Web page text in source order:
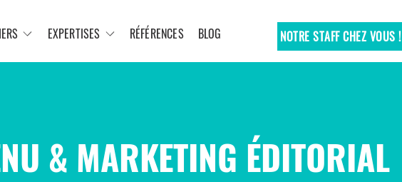
EXPERTISES RÉFÉRENCES BLOG NOTRE STAFF CHEZ VOUS !
& MARKETING ÉDITORIAL